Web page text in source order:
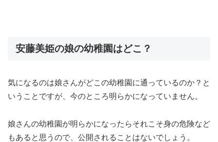
安藤美姫の娘の幼稚園はどこ？
気になるのは娘さんがどこの幼稚園 に通っているのか？と
いうことですが、今のところ明らかになっていません。
娘さんの幼稚園が明らかになったらそれこそ身の危険など
もあると思うので、公開されることはないでしょう。